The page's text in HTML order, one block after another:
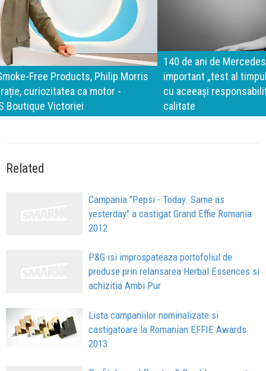
140 de ani de Mercedes-Benz. Ramona Pîrlog: Cel mai
important „test al timpului” este să inovăm constant, dar
cu aceeași responsabilitate față de oameni, siguranță și
calitate
Related
Campania "Pepsi - Today. Same as
yesterday" a castigat Grand Effie Romania
2012
P&G isi improspateaza portofoliul de
produse prin relansarea Herbal Essences si
achizitia Ambi Pur
Lista campaniilor nominalizate si
castigatoare la Romanian EFFIE Awards
2013